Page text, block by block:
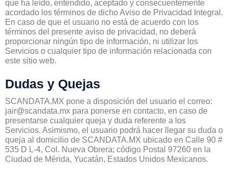
que ha leído, entendido, aceptado y consecuentemente
acordado los términos de dicho Aviso de Privacidad Integral.
En caso de que el usuario no está de acuerdo con los
términos del presente aviso de privacidad, no deberá
proporcionar ningún tipo de información, ni utilizar los
Servicios o cualquier tipo de información relacionada con
este sitio web.
Dudas y Quejas
SCANDATA.MX pone a disposición del usuario el correo:
jair@scandata.mx para ponerse en contacto, en caso de
presentarse cualquier queja y duda referente a los
Servicios. Asimismo, el usuario podrá hacer llegar su duda o
queja al domicilio de SCANDATA.MX ubicado en Calle 90 #
535 D L-4, Col. Nueva Obrera; código Postal 97260 en la
Ciudad de Mérida, Yucatán, Estados Unidos Mexicanos.